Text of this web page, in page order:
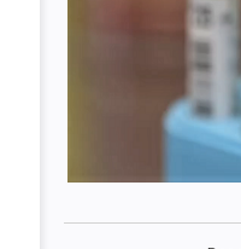
ТЕОРИЯ
ПОКАЗАТЕЛЬНЫЕ
ВОДЫ
ПОЧВЫ